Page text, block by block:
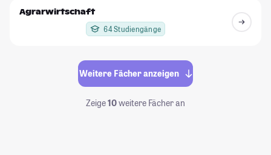
Agrarwirtschaft
64 Studiengänge
Weitere Fächer anzeigen
Zeige10weitere Fächer an